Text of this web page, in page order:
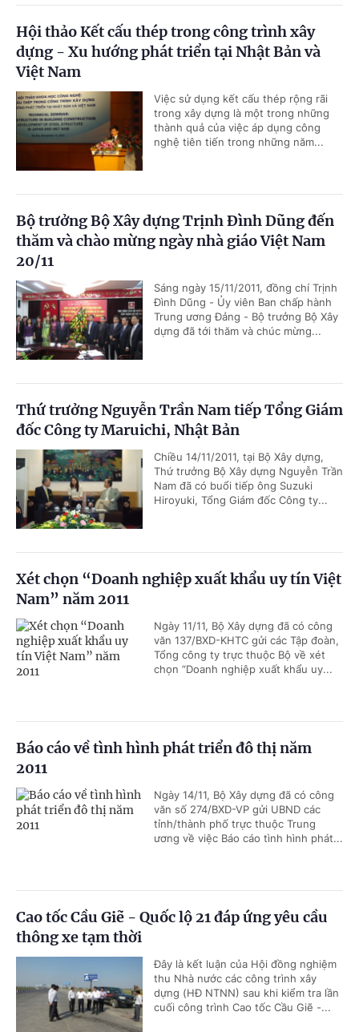
Hội thảo Kết cấu thép trong công trình xây
dựng - Xu hướng phát triển tại Nhật Bản và
Việt Nam
Việc sử dụng kết cấu thép rộng rãi
trong xây dựng là một trong những
thành quả của việc áp dụng công
nghệ tiên tiến trong những năm...
Bộ trưởng Bộ Xây dựng Trịnh Đình Dũng đến
thăm và chào mừng ngày nhà giáo Việt Nam
20/11
Sáng ngày 15/11/2011, đồng chí Trịnh
Đình Dũng - Ủy viên Ban chấp hành
Trung ương Đảng - Bộ trưởng Bộ Xây
dựng đã tới thăm và chúc mừng...
Thứ trưởng Nguyễn Trần Nam tiếp Tổng Giám
đốc Công ty Maruichi, Nhật Bản
Chiều 14/11/2011, tại Bộ Xây dựng,
Thứ trưởng Bộ Xây dựng Nguyễn Trần
Nam đã có buổi tiếp ông Suzuki
Hiroyuki, Tổng Giám đốc Công ty...
Xét chọn “Doanh nghiệp xuất khẩu uy tín Việt
Nam” năm 2011
Ngày 11/11, Bộ Xây dựng đã có công
văn 137/BXD-KHTC gửi các Tập đoàn,
Tổng công ty trực thuộc Bộ về xét
chọn “Doanh nghiệp xuất khẩu uy...
Báo cáo về tình hình phát triển đô thị năm
2011
Ngày 14/11, Bộ Xây dựng đã có công
văn số 274/BXD-VP gửi UBND các
tỉnh/thành phố trực thuộc Trung
ương về việc Báo cáo tình hình phát...
Cao tốc Cầu Giẽ - Quốc lộ 21 đáp ứng yêu cầu
thông xe tạm thời
Đây là kết luận của Hội đồng nghiệm
thu Nhà nước các công trình xây
dựng (HĐ NTNN) sau khi kiểm tra lần
cuối công trình Cao tốc Cầu Giẽ -...